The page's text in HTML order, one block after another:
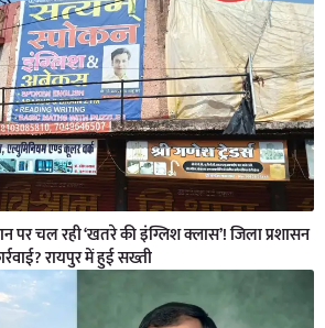
पर चल रही ‘खतरे की इंग्लिश क्लास’! जिला प्रशासन
रायपुर में हुई सख्ती